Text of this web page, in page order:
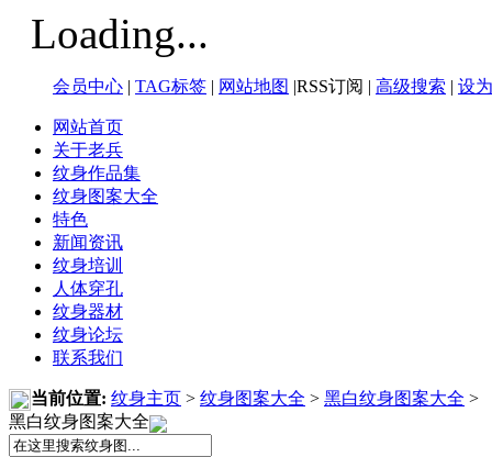
Loading...
会员中心 | TAG标签 | 网站地图 |RSS订阅 | 高级搜索 | 设
网站首页
关于老兵
纹身作品集
纹身图案大全
特色
新闻资讯
纹身培训
人体穿孔
纹身器材
纹身论坛
联系我们
当前位置: 纹身主页 > 纹身图案大全 > 黑白纹身图案大全 >
黑白纹身图案大全